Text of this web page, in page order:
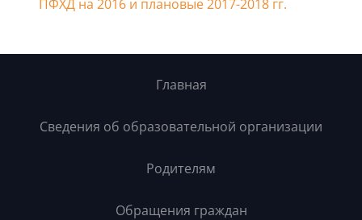
ПФХД на 2016 и плановые 2017-2018 гг.
Главная
Сведения об образовательной организации
Родителям
Обращения граждан